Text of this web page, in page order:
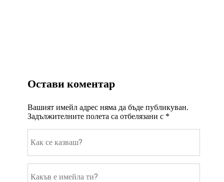
Остави коментар
Вашият имейл адрес няма да бъде публикуван.
Задължителните полета са отбелязани с *